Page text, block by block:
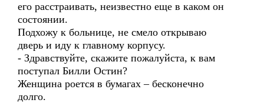
его расстраивать, неизвестно еще в каком он
состоянии.
Подхожу к больнице, не смело открываю
дверь и иду к главному корпусу.
- Здравствуйте, скажите пожалуйста, к вам
поступал Билли Остин?
Женщина роется в бумагах – бесконечно
долго.